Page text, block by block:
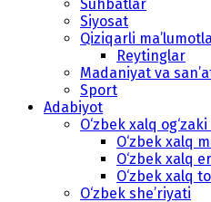
Suhbatlar
Siyosat
Qiziqarli
Reytinglar
Madaniyat va
Sport
Adabiyot
O‘zbek xalq
O‘zbek xalq
O‘zbek xalq
O‘zbek xalq
O‘zbek she’riyati